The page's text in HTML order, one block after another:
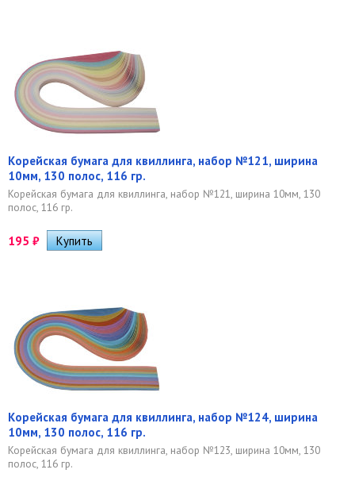
Корейская бумага для квиллинга, набор №121, ширина
10мм, 130 полос, 116 гр.
Корейская бумага для квиллинга, набор №121, ширина 10мм, 130
полос, 116 гр.
195 ₽
Корейская бумага для квиллинга, набор №124, ширина
10мм, 130 полос, 116 гр.
Корейская бумага для квиллинга, набор №123, ширина 10мм, 130
полос, 116 гр.